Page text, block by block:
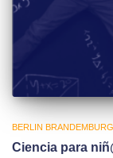
BERLIN BRANDEMBURG
Ciencia para